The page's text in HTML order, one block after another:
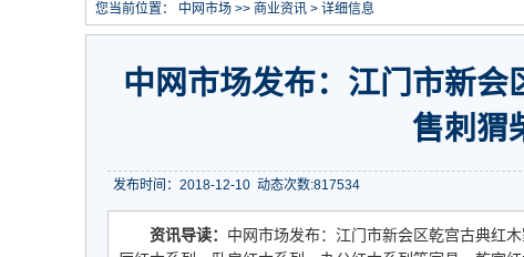
您当前位置： 中网市场 >> 商业资讯 > 详细信息
中网市场发布：江门市新
售刺猬
发布时间：2018-12-10 动态次数:817534
资讯导读： 中网市场发布：江门市新会区乾宫古典红